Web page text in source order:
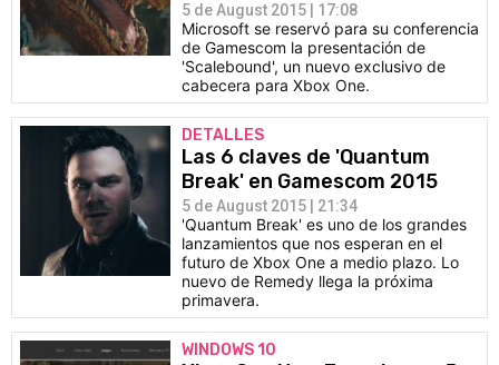
5 de August 2015 | 17:08
Microsoft se reservó para su conferencia
de Gamescom la presentación de
'Scalebound', un nuevo exclusivo de
cabecera para Xbox One.
DETALLES
Las 6 claves de 'Quantum
Break' en Gamescom 2015
5 de August 2015 | 21:34
'Quantum Break' es uno de los grandes
lanzamientos que nos esperan en el
futuro de Xbox One a medio plazo. Lo
nuevo de Remedy llega la próxima
primavera.
WINDOWS 10